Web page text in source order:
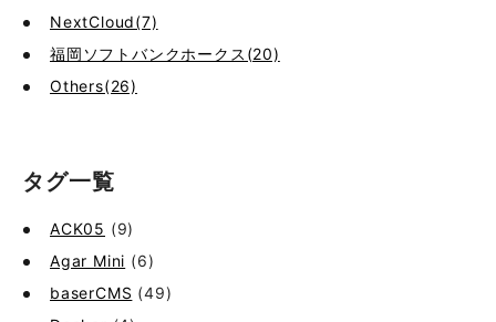
NextCloud(7)
福岡ソフトバンクホークス(20)
Others(26)
タグ一覧
ACK05 (9)
Agar Mini (6)
baserCMS (49)